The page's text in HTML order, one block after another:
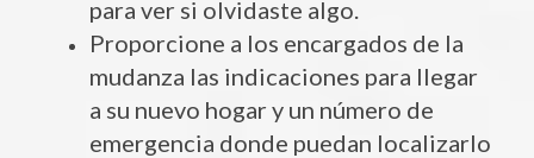
para ver si olvidaste algo.
Proporcione a los encargados de la
mudanza las indicaciones para llegar
a su nuevo hogar y un número de
emergencia donde puedan localizarlo